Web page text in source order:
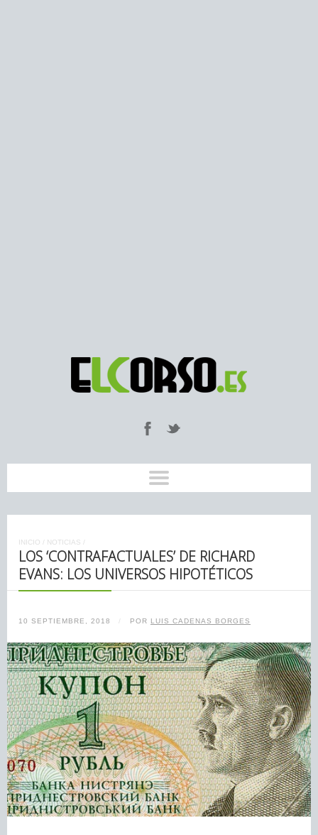
INICIO / NOTICIAS /
LOS ‘CONTRAFACTUALES’ DE RICHARD
EVANS: LOS UNIVERSOS HIPOTÉTICOS
10 SEPTIEMBRE, 2018 / POR LUIS CADENAS BORGES